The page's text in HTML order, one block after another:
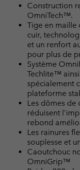
Construction
OmniTech™.
Tige en maille
cuir,
et un renfort
pour plus de
Système
Techlite™
spécialement
plateforme
Les dômes de
réduisent
rebond
Les rainures
souplesse et
Caoutchouc
OmniGrip™